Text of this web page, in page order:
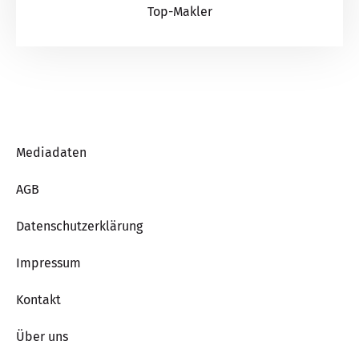
Top-Makler
Mediadaten
AGB
Datenschutzerklärung
Impressum
Kontakt
Über uns